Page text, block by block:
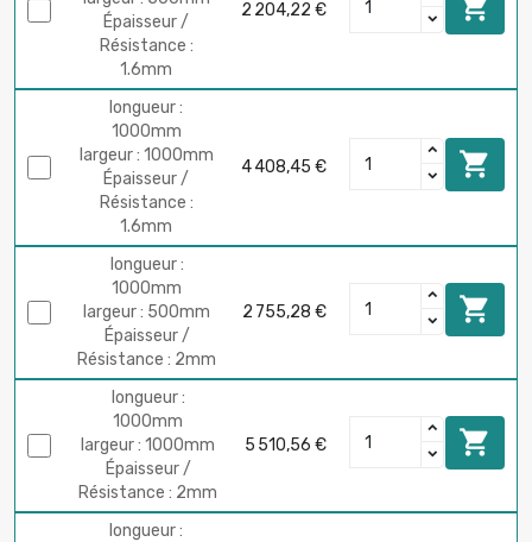
Épaisseur /
Résistance :
1.6mm
2 204,22 € 
longueur :
1000mm
largeur : 1000mm
Épaisseur /
Résistance :
1.6mm
4 408,45 € 
longueur :
1000mm
largeur : 500mm
Épaisseur /
Résistance : 2mm
2 755,28 € 
longueur :
1000mm
largeur : 1000mm
Épaisseur /
Résistance : 2mm
5 510,56 € 
longueur :